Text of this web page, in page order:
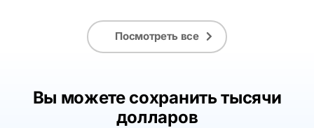
Посмотреть все
Вы можете сохранить тысячи
долларов